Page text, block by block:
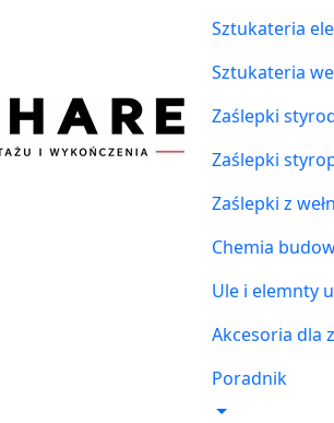
Sztukateria
Sztukateria
Zaślepki
Zaślepki
Zaślepki z
Chemia
Ule i elemnty
Akcesoria dla
Poradnik